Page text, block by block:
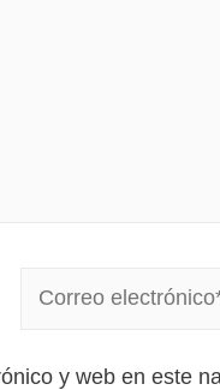
y web en este